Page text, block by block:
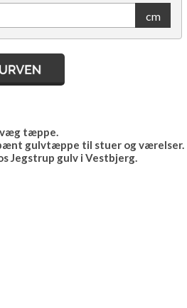
cm
tæppe.
gulvtæppe til stuer og værelser.
Jegstrup gulv i Vestbjerg.